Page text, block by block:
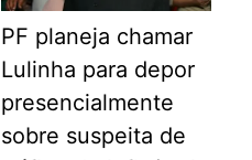
PF planeja chamar
Lulinha para depor
presencialmente
sobre suspeita de